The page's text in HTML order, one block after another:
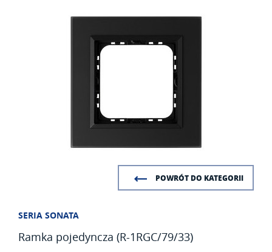
POWRÓT DO KATEGORII
SERIA SONATA
Ramka pojedyncza (R-1RGC/79/33)